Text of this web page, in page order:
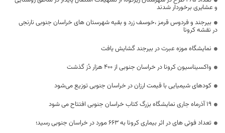
و عشایری برخوردار شدند
بیرجند و فردوس قرمز ،خوسف زرد و بقیه شهرستان های خراسان جنوبی نارنجی
در نقشه کرونا
نمایشگاه موزه عبرت در بیرجند گشایش یافت
واکسیناسیون کرونا در خراسان جنوبی از ۴۰۰ هزار دُز گذشت
کودهای شیمیایی با قیمت ارزان در خراسان جنوبی توزیع می‌شود
19 آذرماه جاری نمایشگاه بزرگ کتاب خراسان جنوبی افتتاح می شود
تعداد فوتی های در اثر بیماری کرونا به 663 مورد در خراسان جنوبی رسید؛